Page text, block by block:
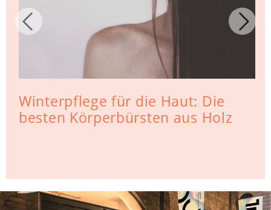
Winterpflege für die Haut: Die
besten Körperbürsten aus Holz